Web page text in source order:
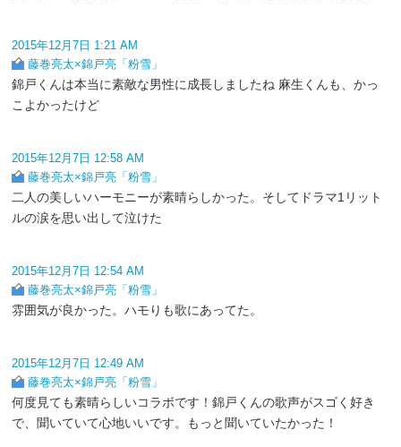
2015年12月7日 1:21 AM
藤巻亮太×錦戸亮「粉雪」
錦戸くんは本当に素敵な男性に成長しましたね 麻生くんも、かっ
こよかったけど
2015年12月7日 12:58 AM
藤巻亮太×錦戸亮「粉雪」
二人の美しいハーモニーが素晴らしかった。そしてドラマ1リット
ルの涙を思い出して泣けた
2015年12月7日 12:54 AM
藤巻亮太×錦戸亮「粉雪」
雰囲気が良かった。ハモりも歌にあってた。
2015年12月7日 12:49 AM
藤巻亮太×錦戸亮「粉雪」
何度見ても素晴らしいコラボです！錦戸くんの歌声がスゴく好き
で、聞いていて心地いいです。もっと聞いていたかった！